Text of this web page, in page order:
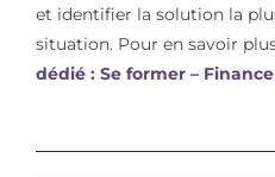
et identifier la solution la
situation. Pour en savoir
dédié : Se former –